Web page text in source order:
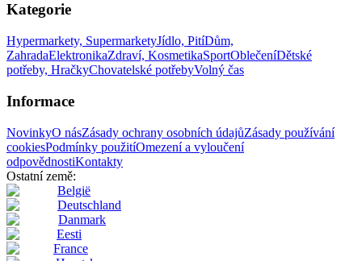
Kategorie
Hypermarkety, SupermarketyJídlo, PitíDům,
ZahradaElektronikaZdraví, KosmetikaSportOblečeníDětské
potřeby, HračkyChovatelské potřebyVolný čas
Informace
NovinkyO násZásady ochrany osobních údajůZásady používání
cookiesPodmínky použitíOmezení a vyloučení
odpovědnostiKontakty
Ostatní země:
België
Deutschland
Danmark
Eesti
France